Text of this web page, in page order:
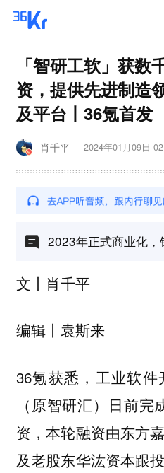
「智研工软」获数
资，提供先进制造
及平台丨36氪首发
肖千平 2024年01月09日
2023年正式商业化，
文丨肖千平
编辑丨袁斯来
36氪获悉，工业软件
（原智研汇）日前
资，本轮融资由东方
及老股东华汯资本跟